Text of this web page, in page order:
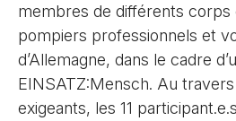
membres de différents corps
pompiers professionnels et
d’Allemagne, dans le cadre
EINSATZ:Mensch. Au
exigeants, les 11